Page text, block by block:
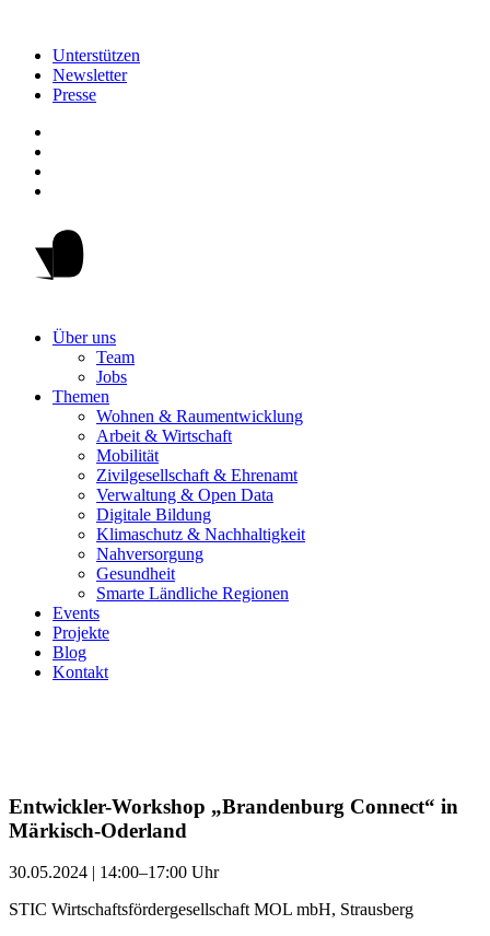
Unterstützen
Newsletter
Presse
Über uns
Team
Jobs
Themen
Wohnen & Raumentwicklung
Arbeit & Wirtschaft
Mobilität
Zivilgesellschaft & Ehrenamt
Verwaltung & Open Data
Digitale Bildung
Klimaschutz & Nachhaltigkeit
Nahversorgung
Gesundheit
Smarte Ländliche Regionen
Events
Projekte
Blog
Kontakt
Entwickler-Workshop „Brandenburg Connect“ in
Märkisch-Oderland
30.05.2024 | 14:00–17:00 Uhr
STIC Wirtschaftsfördergesellschaft MOL mbH, Strausberg